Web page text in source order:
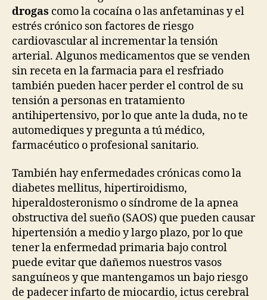
drogas como la cocaína o las anfetaminas y el
estrés crónico son factores de riesgo
cardiovascular al incrementar la tensión
arterial. Algunos medicamentos que se venden
sin receta en la farmacia para el resfriado
también pueden hacer perder el control de su
tensión a personas en tratamiento
antihipertensivo, por lo que ante la duda, no te
automediques y pregunta a tú médico,
farmacéutico o profesional sanitario.
También hay enfermedades crónicas como la
diabetes mellitus, hipertiroidismo,
hiperaldosteronismo o síndrome de la apnea
obstructiva del sueño (SAOS) que pueden causar
hipertensión a medio y largo plazo, por lo que
tener la enfermedad primaria bajo control
puede evitar que dañemos nuestros vasos
sanguíneos y que mantengamos un bajo riesgo
de padecer infarto de miocardio, ictus cerebral